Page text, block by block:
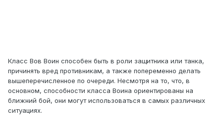
Класс Вов Воин способен быть в роли защитника или танка,
причинять вред противникам, а также попеременно делать
вышеперечисленное по очереди. Несмотря на то, что, в
основном, способности класса Воина ориентированы на
ближний бой, они могут использоваться в самых различных
ситуациях.